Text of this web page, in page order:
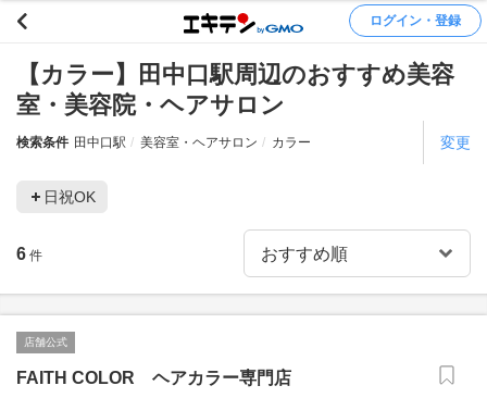
ログイン・登録
【カラー】田中口駅周辺のおすすめ美容
室・美容院・ヘアサロン
検索条件 田中口駅 美容室・ヘアサロン カラー 変更
日祝OK
6 件
店舗公式
FAITH COLOR ヘアカラー専門店